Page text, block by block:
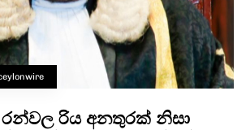
රිය අනතුරක් නිසා